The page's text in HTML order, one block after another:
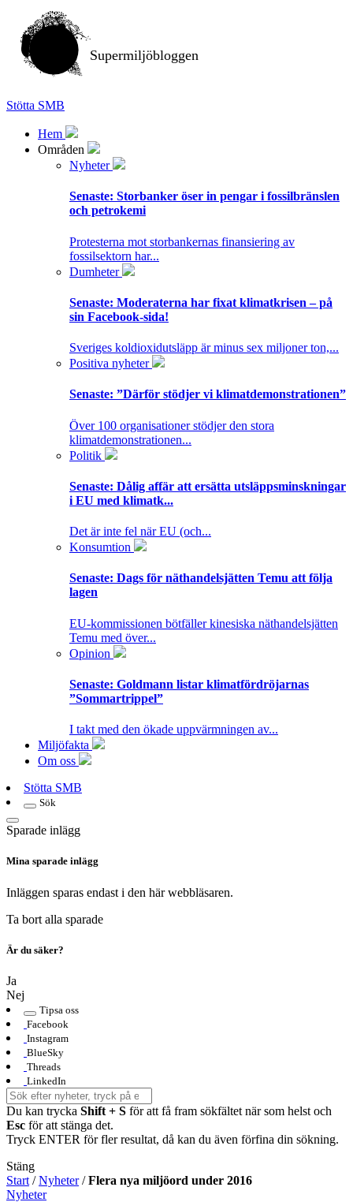
Supermiljöbloggen
Stötta SMB
Hem
Områden
Nyheter
Senaste: Storbanker öser in pengar i fossilbränslen
och petrokemi
Protesterna mot storbankernas finansiering av
fossilsektorn har...
Dumheter
Senaste: Moderaterna har fixat klimatkrisen – på
sin Facebook-sida!
Sveriges koldioxidutsläpp är minus sex miljoner ton,...
Positiva nyheter
Senaste: ”Därför stödjer vi klimatdemonstrationen”
Över 100 organisationer stödjer den stora
klimatdemonstrationen...
Politik
Senaste: Dålig affär att ersätta utsläppsminskningar
i EU med klimatk...
Det är inte fel när EU (och...
Konsumtion
Senaste: Dags för näthandelsjätten Temu att följa
lagen
EU-kommissionen bötfäller kinesiska näthandelsjätten
Temu med över...
Opinion
Senaste: Goldmann listar klimatfördröjarnas
”Sommartrippel”
I takt med den ökade uppvärmningen av...
Miljöfakta
Om oss
Stötta SMB
Sök
Sparade inlägg
Mina sparade inlägg
Inläggen sparas endast i den här webbläsaren.
Ta bort alla sparade
Är du säker?
Ja
Nej
Tipsa oss
Facebook
Instagram
BlueSky
Threads
LinkedIn
Du kan trycka Shift + S för att få fram sökfältet när som helst och
Esc för att stänga det.
Tryck ENTER för fler resultat, då kan du även förfina din sökning.
Stäng
Start /Nyheter/Flera nya miljöord under 2016
Nyheter